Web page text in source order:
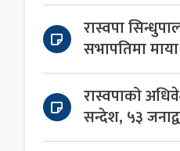
रास्वपा
सभापतिमा
रास्वपाको
सन्देश, ५३